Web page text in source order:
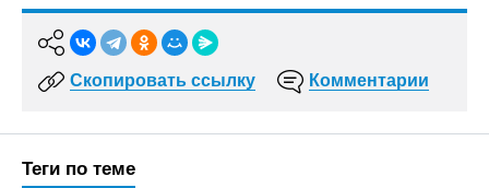
Скопировать ссылку Комментарии
Теги по теме